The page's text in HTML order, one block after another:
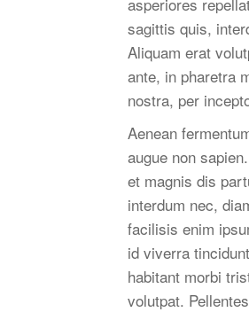
sagittis quis,
Aliquam erat
ante, in pharetra
nostra, per
Aenean
augue non
et magnis dis
interdum nec,
facilisis enim
id viverra
habitant morbi
volutpat.